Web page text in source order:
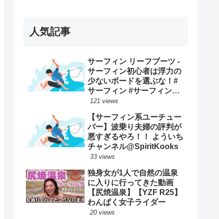
人気記事
サーフィン リーフブーツ -
サーフィン初心者は浮力の
少ないボードを選ぶな！#
サーフィン #サーフィンス
クール #川畑友吾 #千葉 #湘
121 views
【サーフィン系ユーチュー
バー】波乗り夫婦の評判が
悪すぎるやろ！！ よういち
チャンネル@SpiritKooks
33 views
独身女が1人で自然の温泉
に入りに行ってきた動画
【尻焼温泉】【YZF R25】
わんぱく女子ライダー
20 views